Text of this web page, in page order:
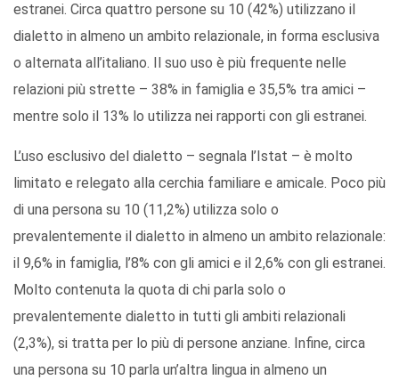
estranei. Circa quattro persone su 10 (42%) utilizzano il
dialetto in almeno un ambito relazionale, in forma esclusiva
o alternata all’italiano. Il suo uso è più frequente nelle
relazioni più strette – 38% in famiglia e 35,5% tra amici –
mentre solo il 13% lo utilizza nei rapporti con gli estranei.
L’uso esclusivo del dialetto – segnala l’Istat – è molto
limitato e relegato alla cerchia familiare e amicale. Poco più
di una persona su 10 (11,2%) utilizza solo o
prevalentemente il dialetto in almeno un ambito relazionale:
il 9,6% in famiglia, l’8% con gli amici e il 2,6% con gli estranei.
Molto contenuta la quota di chi parla solo o
prevalentemente dialetto in tutti gli ambiti relazionali
(2,3%), si tratta per lo più di persone anziane. Infine, circa
una persona su 10 parla un’altra lingua in almeno un